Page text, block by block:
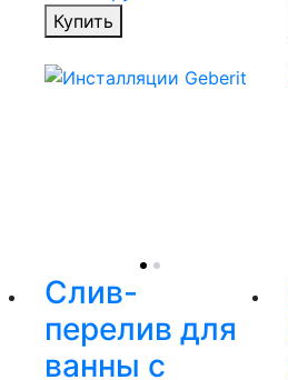
Купить
Слив-
перелив для
ванны с